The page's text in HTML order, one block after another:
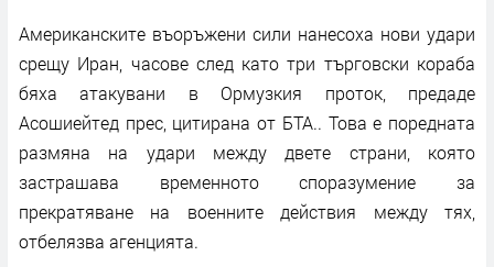
Американските въоръжени сили нанесоха нови удари
срещу Иран, часове след като три търговски кораба
бяха атакувани в Ормузкия проток, предаде
Асошиейтед прес, цитирана от БТА.. Това е поредната
размяна на удари между двете страни, която
застрашава временното споразумение за
прекратяване на военните действия между тях,
отбелязва агенцията.